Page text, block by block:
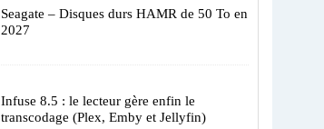
Seagate – Disques durs HAMR de 50 To en
2027
Infuse 8.5 : le lecteur gère enfin le
transcodage (Plex, Emby et Jellyfin)